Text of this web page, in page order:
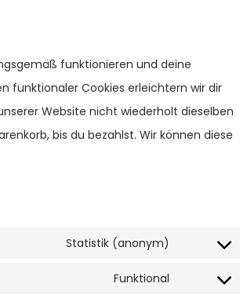
funktionieren und deine
funktionaler Cookies erleichtern wir dir
Website nicht wiederholt dieselben
bis du bezahlst. Wir können diese
Statistik (anonym)
Consent
Funktional
Consent